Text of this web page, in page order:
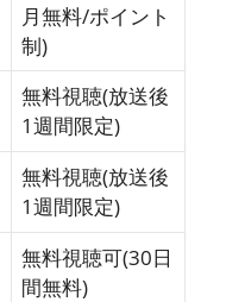
月無料/ポイント
制)
無料視聴(放送後
1週間限定)
無料視聴(放送後
1週間限定)
無料視聴可(30日
間無料)